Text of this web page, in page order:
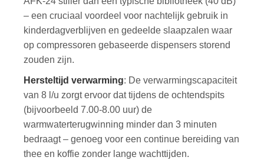
– een cruciaal voordeel voor nachtelijk gebruik in
kinderdagverblijven en gedeelde slaapzalen waar
op compressoren gebaseerde dispensers storend
zouden zijn.
Hersteltijd verwarming: De verwarmingscapaciteit
van 8 l/u zorgt ervoor dat tijdens de ochtendspits
(bijvoorbeeld 7.00-8.00 uur) de
warmwaterterugwinning minder dan 3 minuten
bedraagt ​​– genoeg voor een continue bereiding van
thee en koffie zonder lange wachttijden.